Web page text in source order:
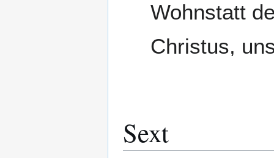
Wohnstatt
Christus,
Sext